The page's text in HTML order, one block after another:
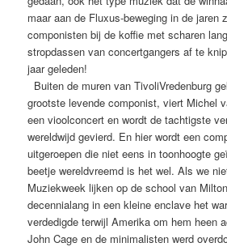
maar aan de Fluxus-beweging in de jaren
componisten bij de koffie met scharen
stropdassen van concertgangers af te
jaar geleden!
Buiten de muren van TivoliVredenburg
grootste levende componist, viert Michel
een vioolconcert en wordt de tachtigste
wereldwijd gevierd. En hier wordt een
uitgeroepen die niet eens in toonhoogte
beetje wereldvreemd is het wel. Als we
Muziekweek lijken op de school van
decennialang in een kleine enclave het
verdedigde terwijl Amerika om hem heen
John Cage en de minimalisten werd